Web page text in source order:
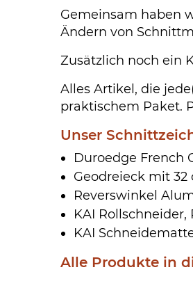
Gemeinsam haben
Ändern von
Zusätzlich noch ein
Alles Artikel, die
praktischem Paket.
Unser
Duroedge French
Geodreieck mit
Reverswinkel
KAI
KAI
Alle Produkte in